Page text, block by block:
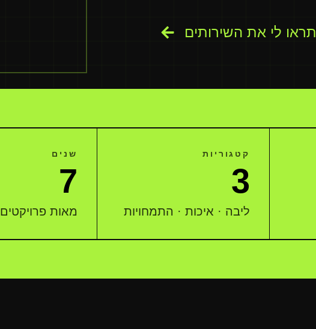
תראו לי את השירותים
קטגוריות
3
ליבה · איכות · התמחויות
שנים
7
מאות פרויקטים